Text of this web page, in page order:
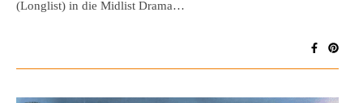
(Longlist) in die Midlist Drama…